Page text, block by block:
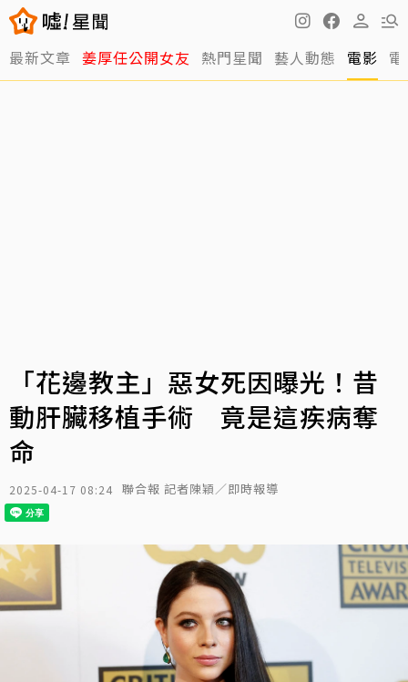
最新文章 姜厚任公開女友 熱門星聞 藝人動態 電影
「花邊教主」惡女死因曝光！昔
動肝臟移植手術 竟是這疾病奪
命
2025-04-17 08:24 聯合報 記者陳穎／即時報導